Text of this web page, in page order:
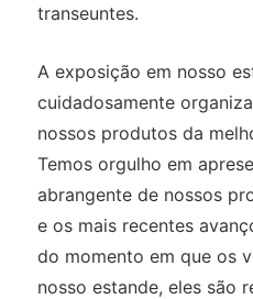
transeuntes.
A exposição em nosso
cuidadosamente
nossos produtos da
Temos orgulho em
abrangente de nossos
e os mais recentes
do momento em que os
nosso estande, eles são